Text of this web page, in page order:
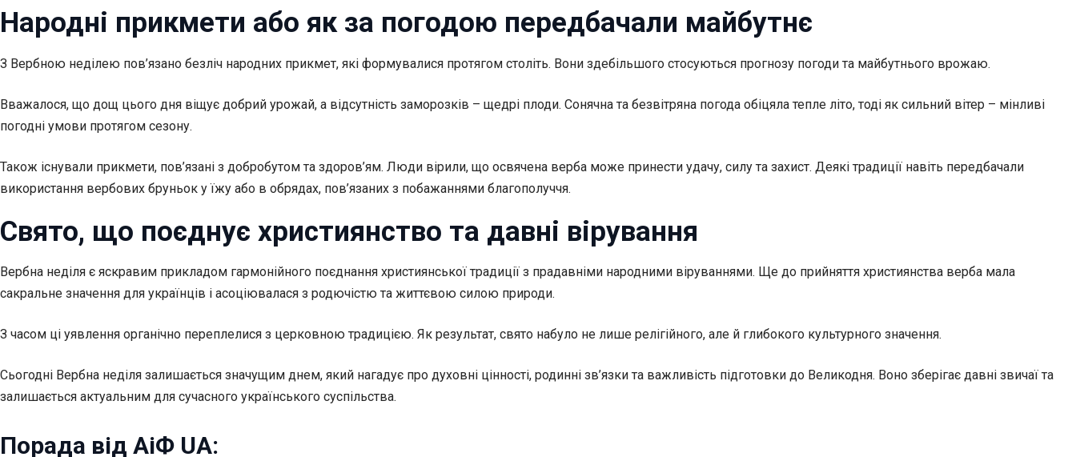
Народні прикмети або як за погодою передбачали майбутнє
З Вербною неділею пов’язано безліч народних прикмет, які формувалися протягом століть. Вони здебільшого стосуються прогнозу погоди та майбутнього врожаю.
Вважалося, що дощ цього дня віщує добрий урожай, а відсутність заморозків – щедрі плоди. Сонячна та безвітряна погода обіцяла тепле літо, тоді як сильний вітер – мінливі
погодні умови протягом сезону.
Також існували прикмети, пов’язані з добробутом та здоров’ям. Люди вірили, що освячена верба може принести удачу, силу та захист. Деякі традиції навіть передбачали
використання вербових бруньок у їжу або в обрядах, пов’язаних з побажаннями благополуччя.
Свято, що поєднує християнство та давні вірування
Вербна неділя є яскравим прикладом гармонійного поєднання християнської традиції з прадавніми народними віруваннями. Ще до прийняття християнства верба мала
сакральне значення для українців і асоціювалася з родючістю та життєвою силою природи.
З часом ці уявлення органічно переплелися з церковною традицією. Як результат, свято набуло не лише релігійного, але й глибокого культурного значення.
Сьогодні Вербна неділя залишається значущим днем, який нагадує про духовні цінності, родинні зв’язки та важливість підготовки до Великодня. Воно зберігає давні звичаї та
залишається актуальним для сучасного українського суспільства.
Порада від АіФ UA: